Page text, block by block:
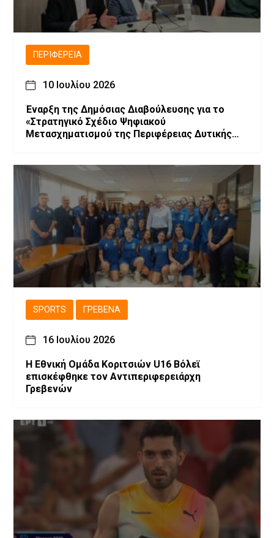
ΠΕΡΙΦΈΡΕΙΑ
10 Ιουλίου 2026
Έναρξη της Δημόσιας Διαβούλευσης για το
«Στρατηγικό Σχέδιο Ψηφιακού
Μετασχηματισμού της Περιφέρειας Δυτικής
SPORTS ΓΡΕΒΕΝΆ
16 Ιουλίου 2026
Η Εθνική Ομάδα Κοριτσιών U16 Βόλεϊ
επισκέφθηκε τον Αντιπεριφερειάρχη
Γρεβενών